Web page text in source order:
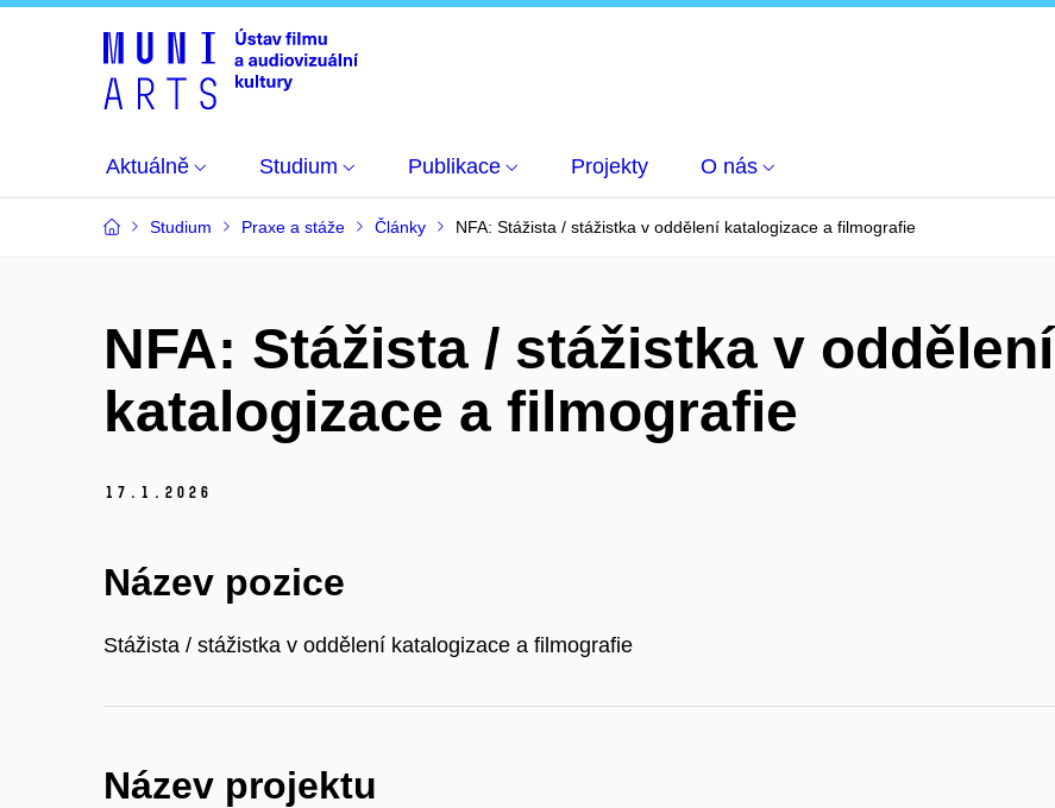
Aktuálně Studium Publikace Projekty O nás
Studium Praxe a stáže Články NFA: Stážista / stážistka v oddělení katalogizace a filmografie
NFA: Stážista / stážistka v oddělení
katalogizace a filmografie
17. 1. 2026
Název pozice
Stážista / stážistka v oddělení katalogizace a filmografie
Název projektu